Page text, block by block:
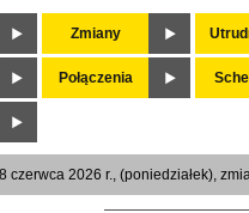
Zmiany
Połączenia
czerwca 2026 r., (poniedziałek),